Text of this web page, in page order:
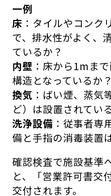
一例
床 ：タイルやコンク
で、排水性がよく、
ているか？
内壁 ：床から1mま
構造となっているか？
換気 ：ばい煙、蒸気
ど）は設置されてい
洗浄設備 ：従事者専
備と手指の消毒装置
確認検査で施設基準
と、「営業許可書交
交付されます。